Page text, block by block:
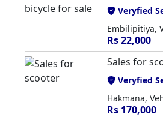
Veryfied
Embilipitiya,
Rs 22,000
Sales for
Veryfied
Hakmana,
Rs 170,000